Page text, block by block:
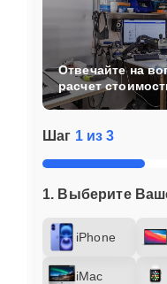
Шаг 1 из 3
1. Выберите
iPhone
iMac
Отвечайте на
расчет